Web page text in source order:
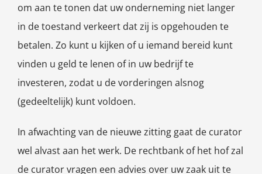
om aan te tonen dat uw onderneming niet langer
in de toestand verkeert dat zij is opgehouden te
betalen. Zo kunt u kijken of u iemand bereid kunt
vinden u geld te lenen of in uw bedrijf te
investeren, zodat u de vorderingen alsnog
(gedeeltelijk) kunt voldoen.
In afwachting van de nieuwe zitting gaat de curator
wel alvast aan het werk. De rechtbank of het hof zal
de curator vragen een advies over uw zaak uit te